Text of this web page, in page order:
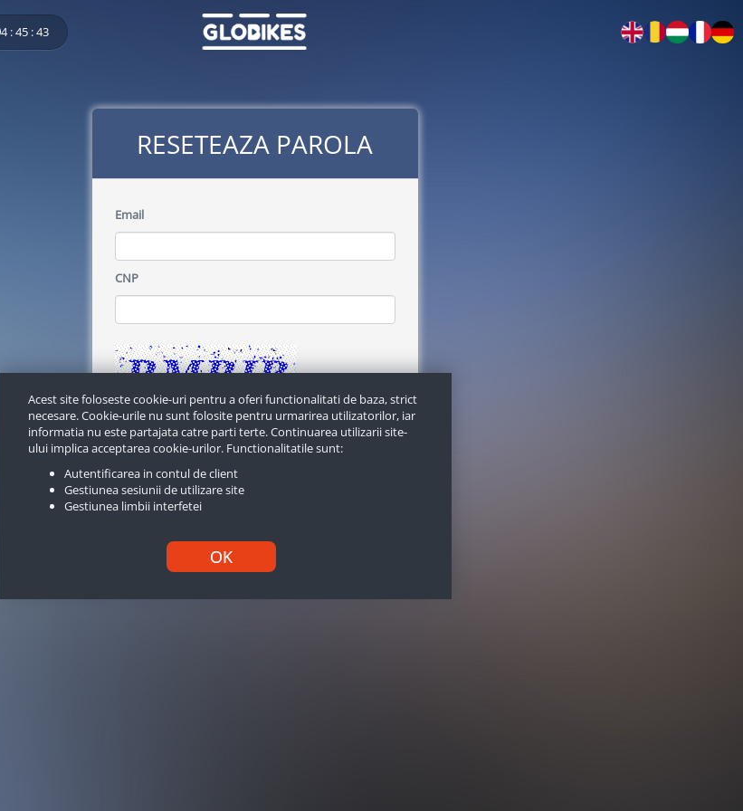
4 : 45 : 43
Acest site foloseste cookie-uri pentru a oferi functionalitati de baza, strict
necesare. Cookie-urile nu sunt folosite pentru urmarirea utilizatorilor, iar
informatia nu este partajata catre parti terte. Continuarea utilizarii site-
ului implica acceptarea cookie-urilor. Functionalitatile sunt:
Autentificarea in contul de client
Gestiunea sesiunii de utilizare site
Gestiunea limbii interfetei
OK
RESETEAZA PAROLA
Email
CNP
Incearca alt cod
Introduceti mai jos codul din imagine